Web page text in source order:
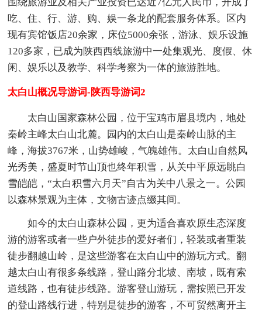
围绕旅游业及相关产业投资已达近7亿元人民币，开成了
吃、住、行、游、购、娱一条龙的配套服务体系。区内
现有宾馆饭店20余家，床位5000余张，游泳、娱乐设施
120多家，已成为陕西西线旅游中一处集观光、度假、休
闲、娱乐以及教学、科学考察为一体的旅游胜地。
太白山概况导游词-陕西导游词2
太白山国家森林公园，位于宝鸡市眉县境内，地处
秦岭主峰太白山北麓。园内的太白山是秦岭山脉的主
峰，海拔3767米，山势雄峻，气魄雄伟。太白山自然风
光秀美，盛夏时节山顶也终年积雪，从关中平原远眺白
雪皑皑，“太白积雪六月天”自古为关中八景之一。公园
以森林景观为主体，文物古迹点缀其间。
如今的太白山森林公园，更为适合喜欢原生态深度
游的游客或者一些户外徒步的爱好者们，轻装或者重装
徒步翻越山岭，是这些游客在太白山中的游玩方式。翻
越太白山有很多条线路，登山路分北坡、南坡，既有索
道线路，也有徒步线路。游客登山游玩，需按照已开发
的登山路线行进，特别是徒步的游客，不可贸然离开主